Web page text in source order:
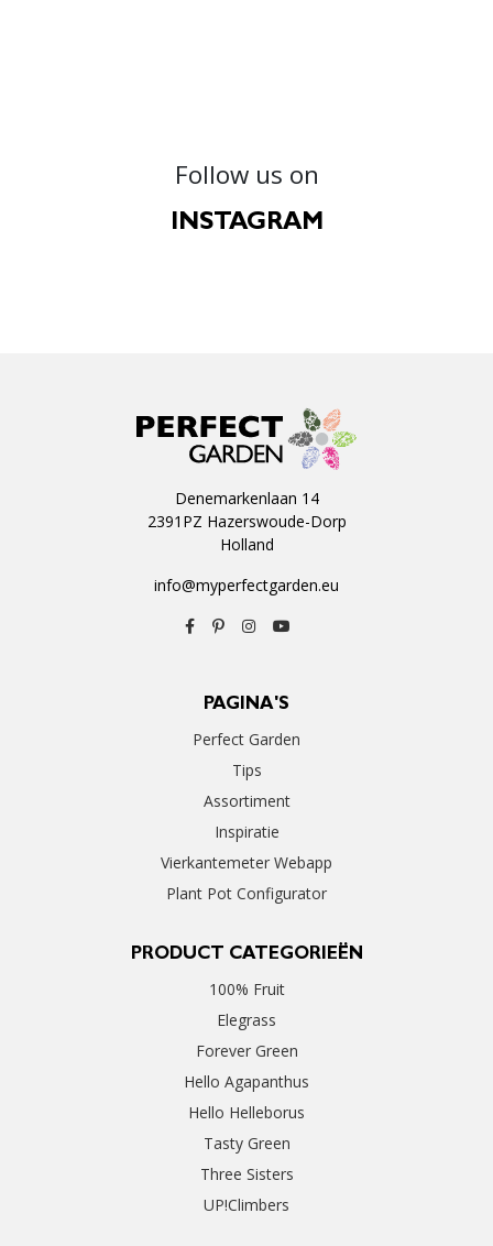
Follow us on
INSTAGRAM
Denemarkenlaan 14
2391PZ Hazerswoude-Dorp
Holland
info@myperfectgarden.eu
PAGINA'S
Perfect Garden
Tips
Assortiment
Inspiratie
Vierkantemeter Webapp
Plant Pot Configurator
PRODUCT CATEGORIEËN
100% Fruit
Elegrass
Forever Green
Hello Agapanthus
Hello Helleborus
Tasty Green
Three Sisters
UP!Climbers